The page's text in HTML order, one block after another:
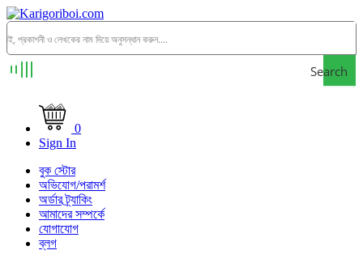
Search
0
Sign In
বুক স্টোর
অভিযোগ/পরামর্শ
অর্ডার ট্র্যাকিং
আমাদের সম্পর্কে
যোগাযোগ
ব্লগ